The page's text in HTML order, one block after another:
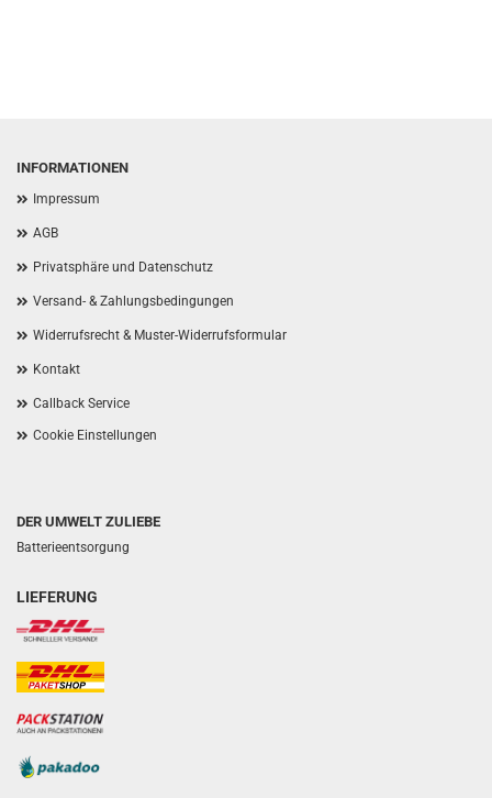
INFORMATIONEN
Impressum
AGB
Privatsphäre und Datenschutz
Versand- & Zahlungsbedingungen
Widerrufsrecht & Muster-Widerrufsformular
Kontakt
Callback Service
Cookie Einstellungen
DER UMWELT ZULIEBE
Batterieentsorgung
LIEFERUNG